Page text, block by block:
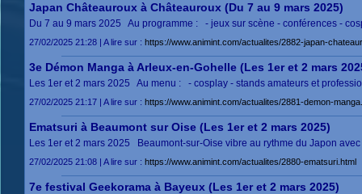
Japan Châteauroux à Châteauroux (Du 7 au 9 mars 2025)
Du 7 au 9 mars 2025 Au programme : - jeux sur scène - conférences -
27/02/2025 21:28 | A lire sur : https://www.animint.com/actualites/2882-japan-
3e Démon Manga à Arleux-en-Gohelle (Les 1er et 2 mars
Les 1er et 2 mars 2025 Au menu : - cosplay - stands amateurs et
27/02/2025 21:17 | A lire sur : https://www.animint.com/actualites/2881-demon-
Ematsuri à Beaumont sur Oise (Les 1er et 2 mars 2025)
Les 1er et 2 mars 2025 Beaumont-sur-Oise vibre au rythme du Japon
27/02/2025 21:08 | A lire sur : https://www.animint.com/actualites/2880-ematsuri.html
7e festival Geekorama à Bayeux (Les 1er et 2 mars 2025)